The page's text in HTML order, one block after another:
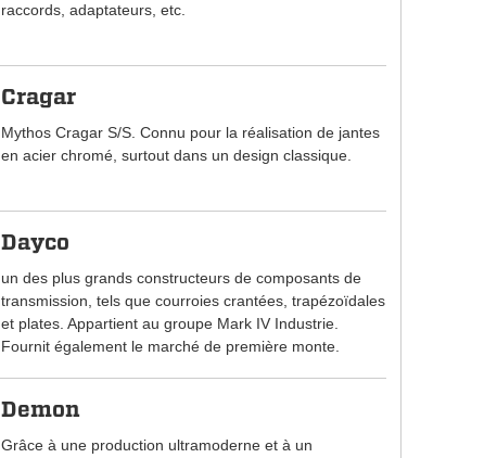
raccords, adaptateurs, etc.
Cragar
Mythos Cragar S/S. Connu pour la réalisation de jantes
en acier chromé, surtout dans un design classique.
Dayco
un des plus grands constructeurs de composants de
transmission, tels que courroies crantées, trapézoïdales
et plates. Appartient au groupe Mark IV Industrie.
Fournit également le marché de première monte.
Demon
Grâce à une production ultramoderne et à un